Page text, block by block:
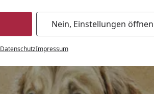
Nein, Einstellungen öffnen
DatenschutzImpressum